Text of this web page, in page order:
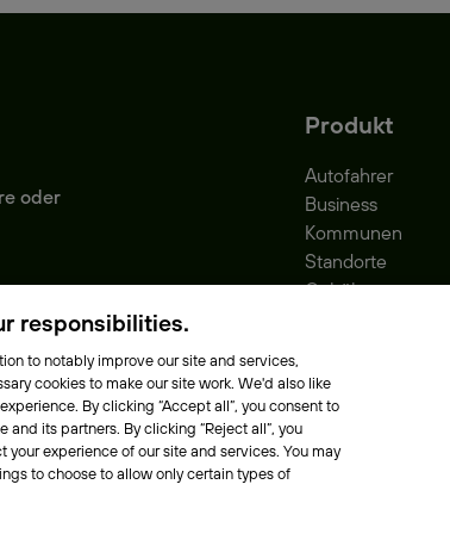
oder
Produkt
Autofahrer
Business
Kommunen
Standorte
Gebühren
RichtlinieErklärung zur Barrierefreiheit
responsibilities.
to notably improve our site and services,
cookies to make our site work. We'd also like
By clicking “Accept all”, you consent to
its partners. By clicking “Reject all”, you
experience of our site and services. You may
to choose to allow only certain types of